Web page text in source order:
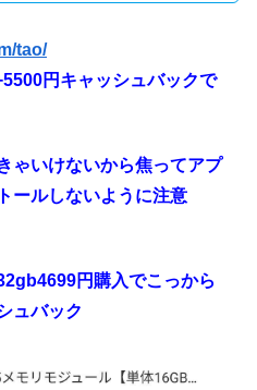
tao/
円キャッシュバックで
ゃいけないから焦ってアプ
ールしないように注意
円購入でこっから
ュバック